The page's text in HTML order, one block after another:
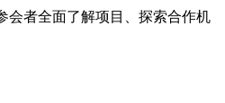
会者全面了解项目、探索合作机